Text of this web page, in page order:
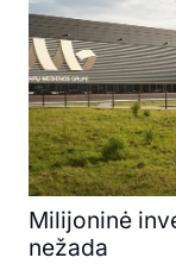
Milijoninė
nežada